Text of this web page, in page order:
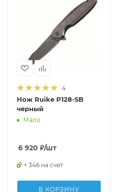
4
Нож Ruike P128-SB
черный
Мало
6 920 ₽/шт
+ 346 на счет
В КОРЗИНУ